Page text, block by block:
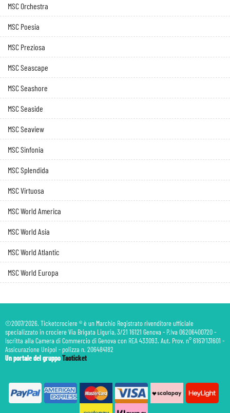
MSC Orchestra
MSC Poesia
MSC Preziosa
MSC Seascape
MSC Seashore
MSC Seaside
MSC Seaview
MSC Sinfonia
MSC Splendida
MSC Virtuosa
MSC World America
MSC World Asia
MSC World Atlantic
MSC World Europa
©2007/2026. Ticketcrociere ® è un Marchio Registrato rivenditore ufficiale
specializzato in crociere Via Brigata Liguria, 3/21 16121 Genova - P.Iva 06206400720 -
Iscritta alla Camera di Commercio di Genova con REA 433093. Aut. Prov. n° 6167/131601 -
Assicurazione Unipol - polizza n. 206484182
Un portale del gruppoTaoticket